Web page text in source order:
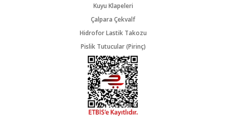
Kuyu Klapeleri
Çalpara Çekvalf
Hidrofor Lastik Takozu
Pislik Tutucular (Pirinç)